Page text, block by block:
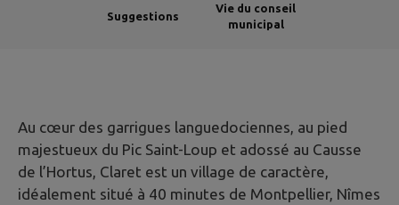
Suggestions
Vie du conseil
municipal
Au cœur des garrigues languedociennes, au pied
majestueux du Pic Saint-Loup et adossé au Causse
de l’Hortus, Claret est un village de caractère,
idéalement situé à 40 minutes de Montpellier, Nîmes